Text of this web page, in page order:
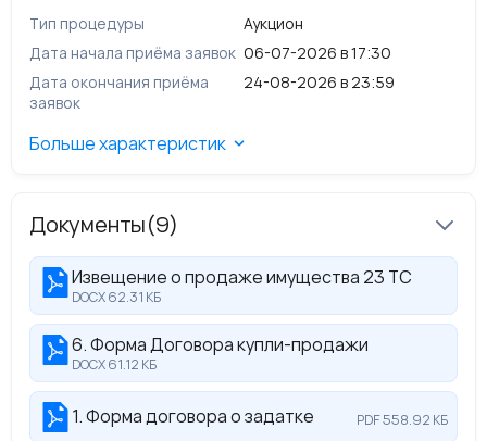
Техническое состояние согласно Акту осмотра от
01.12.2025: неудовлетворительное
Сведения о наличии спора; обременений/
ограничений; особые отметки:
Спора по имуществу, обременений/ограничений
Тип процедуры
Аукцион
Дата начала приёма заявок 06-07-2026 в 17:30
Дата окончания приёма
заявок
24-08-2026 в 23:59
Больше характеристик
Документы(9)
Извещение о продаже имущества 23 ТС
DOCX 62.31 КБ
6. Форма Договора купли-продажи
DOCX 61.12 КБ
1. Форма договора о задатке PDF 558.92 КБ